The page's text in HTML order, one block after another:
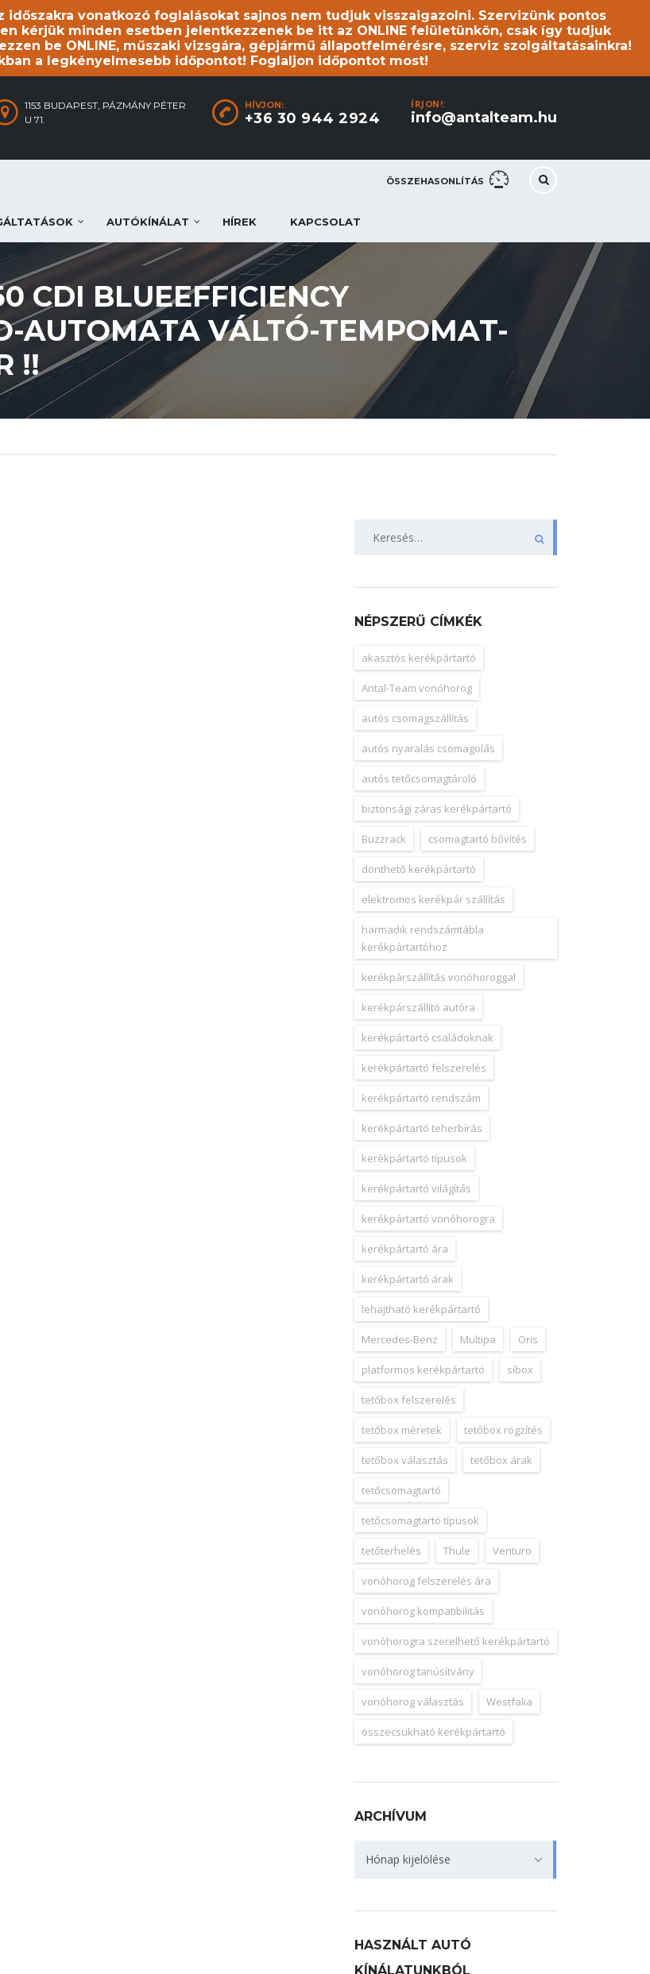
időszakra vonatkozó foglalásokat sajnos nem tudjuk visszaigazolni. Szervizünk pontos
kérjük minden esetben jelentkezzenek be itt az ONLINE felületünkön, csak így tudjuk
be ONLINE, műszaki vizsgára, gépjármű állapotfelmérésre, szerviz szolgáltatásainkra!
a legkényelmesebb időpontot! Foglaljon időpontot most!
ÍRJON!:
info@antalteam.hu
HÍVJON:
+36 30 944 2924
1153 BUDAPEST, PÁZMÁNY PÉTER
U 71.
ÖSSZEHASONLÍTÁS
AUTÓKÍNÁLAT HÍREK KAPCSOLAT
CDI BLUEEFFICIENCY
AUTOMATA VÁLTÓ-TEMPOMAT-
!!
NÉPSZERŰ CÍMKÉK
akasztós kerékpártartó
Antal-Team vonóhorog
autós csomagszállítás
autós nyaralás csomagolás
autós tetőcsomagtároló
biztonsági záras kerékpártartó
Buzzrack csomagtartó bővítés
dönthető kerékpártartó
elektromos kerékpár szállítás
harmadik rendszámtábla
kerékpártartóhoz
kerékpárszállítás vonóhoroggal
kerékpárszállító autóra
kerékpártartó családoknak
kerékpártartó felszerelés
kerékpártartó rendszám
kerékpártartó teherbírás
kerékpártartó típusok
kerékpártartó világítás
kerékpártartó vonóhorogra
kerékpártartó ára
kerékpártartó árak
lehajtható kerékpártartó
Mercedes-Benz Multipa Oris
platformos kerékpártartó síbox
tetőbox felszerelés
tetőbox méretek tetőbox rögzítés
tetőbox választás tetőbox árak
tetőcsomagtartó
tetőcsomagtartó típusok
tetőterhelés Thule Venturo
vonóhorog felszerelés ára
vonóhorog kompatibilitás
vonóhorogra szerelhető kerékpártartó
vonóhorog tanúsítvány
vonóhorog választás Westfalia
összecsukható kerékpártartó
ARCHÍVUM
Hónap kijelölése
HASZNÁLT AUTÓ
KÍNÁLATUNKBÓL